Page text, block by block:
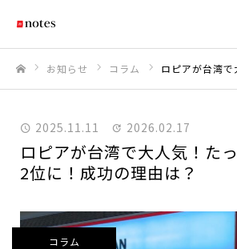
お知らせ コラム ロピアが台湾で大人気！た
2025.11.11 2026.02.17
ロピアが台湾で大人気！た
2位に！成功の理由は？
コラム